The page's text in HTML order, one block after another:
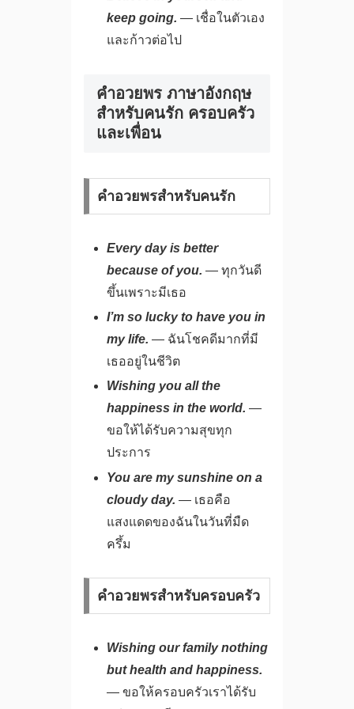
keep going. — เชื่อในตัวเอง
และก้าวต่อไป
คําอวยพร ภาษาอังกฤษ
สำหรับคนรัก ครอบครัว
และเพื่อน
คำอวยพรสำหรับคนรัก
Every day is better
because of you. — ทุกวันดี
ขึ้นเพราะมีเธอ
I’m so lucky to have you in
my life. — ฉันโชคดีมากที่มี
เธออยู่ในชีวิต
Wishing you all the
happiness in the world. —
ขอให้ได้รับความสุขทุก
ประการ
You are my sunshine on a
cloudy day. — เธอคือ
แสงแดดของฉันในวันที่มืด
ครึ้ม
คำอวยพรสำหรับครอบครัว
Wishing our family nothing
but health and happiness.
— ขอให้ครอบครัวเราได้รับ